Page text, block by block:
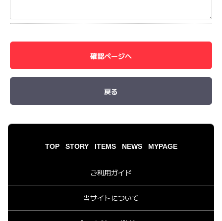
確認ページへ
戻る
TOP STORY ITEMS NEWS MYPAGE
ご利用ガイド
当サイトについて